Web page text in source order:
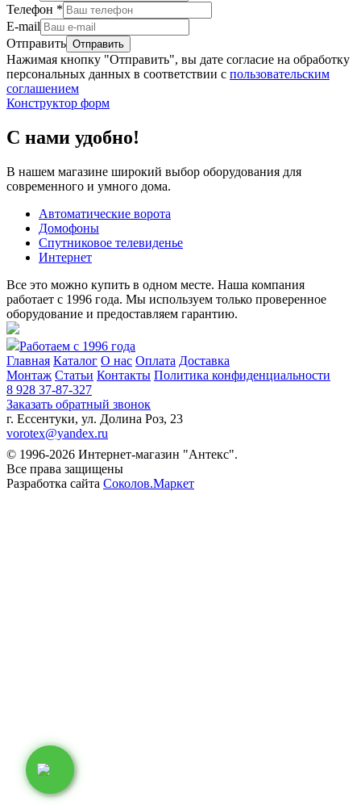
Телефон *
E-mail
Отправить
Нажимая кнопку "Отправить", вы дате согласие на обработку
персональных данных в соответствии с пользовательским
соглашением
Конструктор форм
С нами удобно!
В нашем магазине широкий выбор оборудования для
современного и умного дома.
Автоматические ворота
Домофоны
Спутниковое телевиденье
Интернет
Все это можно купить в одном месте. Наша компания
работает с 1996 года. Мы используем только проверенное
оборудование и предоставляем гарантию.
Работаем с 1996 года
Главная Каталог О нас Оплата Доставка
Монтаж Статьи Контакты Политика конфиденциальности
8 928 37-87-327
Заказать обратный звонок
г. Ессентуки, ул. Долина Роз, 23
vorotex@yandex.ru
© 1996-2026 Интернет-магазин "Антекс".
Все права защищены
Разработка сайта Соколов.Маркет